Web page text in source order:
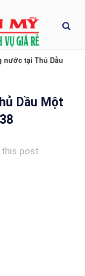
nước tại Thủ Dầu
Dầu Một
this post